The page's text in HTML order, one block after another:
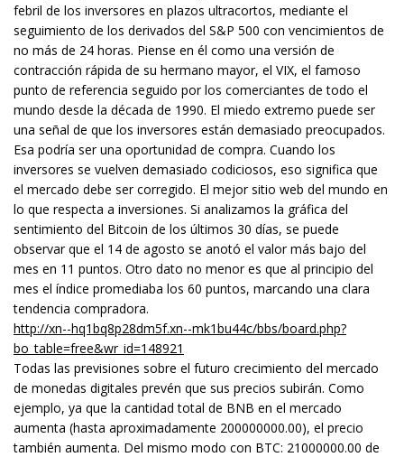
febril de los inversores en plazos ultracortos, mediante el
seguimiento de los derivados del S&P 500 con vencimientos de
no más de 24 horas. Piense en él como una versión de
contracción rápida de su hermano mayor, el VIX, el famoso
punto de referencia seguido por los comerciantes de todo el
mundo desde la década de 1990. El miedo extremo puede ser
una señal de que los inversores están demasiado preocupados.
Esa podría ser una oportunidad de compra. Cuando los
inversores se vuelven demasiado codiciosos, eso significa que
el mercado debe ser corregido. El mejor sitio web del mundo en
lo que respecta a inversiones. Si analizamos la gráfica del
sentimiento del Bitcoin de los últimos 30 días, se puede
observar que el 14 de agosto se anotó el valor más bajo del
mes en 11 puntos. Otro dato no menor es que al principio del
mes el índice promediaba los 60 puntos, marcando una clara
tendencia compradora.
http://xn--hq1bq8p28dm5f.xn--mk1bu44c/bbs/board.php?
bo_table=free&wr_id=148921
Todas las previsiones sobre el futuro crecimiento del mercado
de monedas digitales prevén que sus precios subirán. Como
ejemplo, ya que la cantidad total de BNB en el mercado
aumenta (hasta aproximadamente 200000000.00), el precio
también aumenta. Del mismo modo con BTC: 21000000.00 de